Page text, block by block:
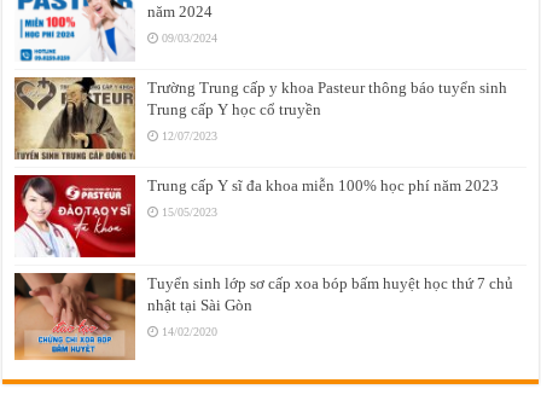
năm 2024
09/03/2024
Trường Trung cấp y khoa Pasteur thông báo tuyển sinh
Trung cấp Y học cổ truyền
12/07/2023
Trung cấp Y sĩ đa khoa miễn 100% học phí năm 2023
15/05/2023
Tuyển sinh lớp sơ cấp xoa bóp bấm huyệt học thứ 7 chủ
nhật tại Sài Gòn
14/02/2020